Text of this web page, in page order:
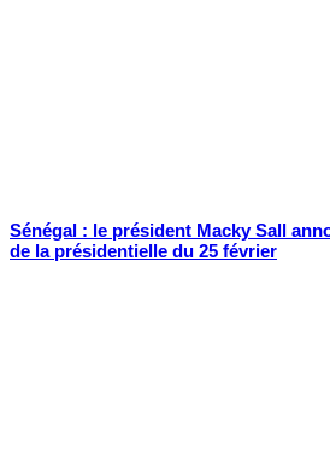
Sénégal : le président Macky Sall
de la présidentielle du 25 février